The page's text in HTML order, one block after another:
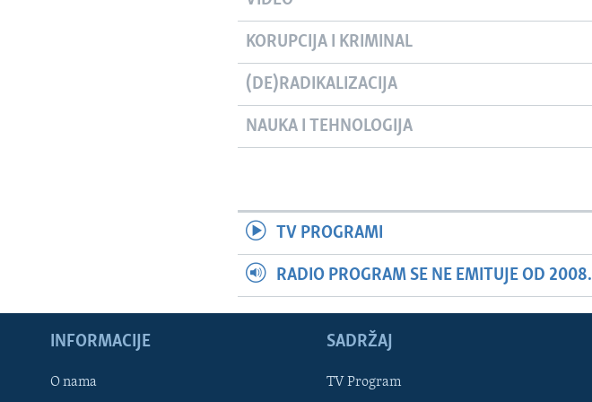
Learning English
KORUPCIJA I KRIMINAL
(DE)RADIKALIZACIJA
NAUKA I TEHNOLOGIJA
TV PROGRAMI
RADIO PROGRAM SE NE EMITUJE OD 2008.
INFORMACIJE
O nama
SADRŽAJ
TV Program